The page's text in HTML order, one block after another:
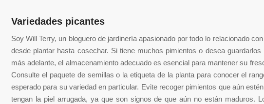
Variedades picantes
Soy Will Terry, un bloguero de jardinería apasionado por todo lo relacionado
desde plantar hasta cosechar. Si tiene muchos pimientos o desea guardarlos
más adelante, el almacenamiento adecuado es esencial para mantener su
Consulte el paquete de semillas o la etiqueta de la planta para conocer el
esperado para su variedad en particular. Evite recoger pimientos que aún
tengan la piel arrugada, ya que son signos de que aún no están maduros.